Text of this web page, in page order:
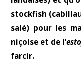
stockfish
salé) pour les
niçoise et de l’
farcir.